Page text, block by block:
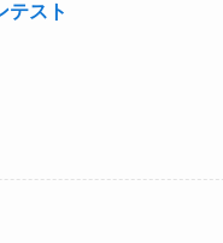
テスト